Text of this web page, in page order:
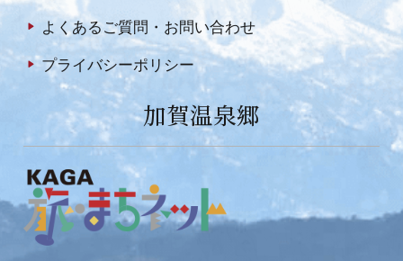
よくあるご質問・お問い合わせ
プライバシーポリシー
加賀温泉郷